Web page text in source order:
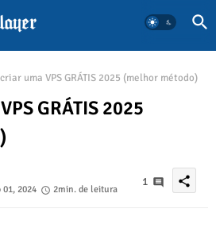
uma VPS GRÁTIS 2025 (melhor método)
GRÁTIS 2025
2024
2min. de leitura
1 share